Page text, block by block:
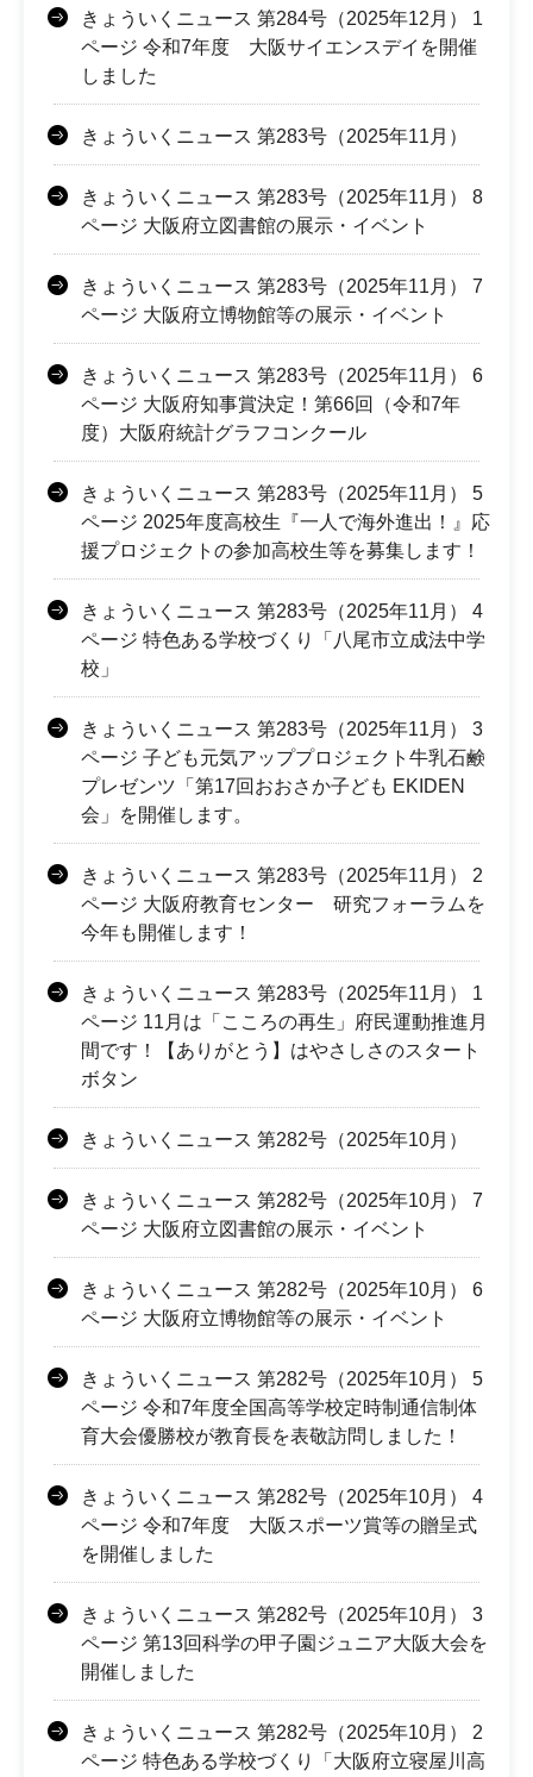
きょういくニュース 第284号（2025年12月） 1
ページ 令和7年度 大阪サイエンスデイを開催
しました
きょういくニュース 第283号（2025年11月）
きょういくニュース 第283号（2025年11月） 8
ページ 大阪府立図書館の展示・イベント
きょういくニュース 第283号（2025年11月） 7
ページ 大阪府立博物館等の展示・イベント
きょういくニュース 第283号（2025年11月） 6
ページ 大阪府知事賞決定！第66回（令和7年
度）大阪府統計グラフコンクール
きょういくニュース 第283号（2025年11月） 5
ページ 2025年度高校生『一人で海外進出！』応
援プロジェクトの参加高校生等を募集します！
きょういくニュース 第283号（2025年11月） 4
ページ 特色ある学校づくり「八尾市立成法中学
校」
きょういくニュース 第283号（2025年11月） 3
ページ 子ども元気アッププロジェクト牛乳石鹸
プレゼンツ「第17回おおさか子ども EKIDEN
会」を開催します。
きょういくニュース 第283号（2025年11月） 2
ページ 大阪府教育センター 研究フォーラムを
今年も開催します！
きょういくニュース 第283号（2025年11月） 1
ページ 11月は「こころの再生」府民運動推進月
間です！【ありがとう】はやさしさのスタート
ボタン
きょういくニュース 第282号（2025年10月）
きょういくニュース 第282号（2025年10月） 7
ページ 大阪府立図書館の展示・イベント
きょういくニュース 第282号（2025年10月） 6
ページ 大阪府立博物館等の展示・イベント
きょういくニュース 第282号（2025年10月） 5
ページ 令和7年度全国高等学校定時制通信制体
育大会優勝校が教育長を表敬訪問しました！
きょういくニュース 第282号（2025年10月） 4
ページ 令和7年度 大阪スポーツ賞等の贈呈式
を開催しました
きょういくニュース 第282号（2025年10月） 3
ページ 第13回科学の甲子園ジュニア大阪大会を
開催しました
きょういくニュース 第282号（2025年10月） 2
ページ 特色ある学校づくり「大阪府立寝屋川高